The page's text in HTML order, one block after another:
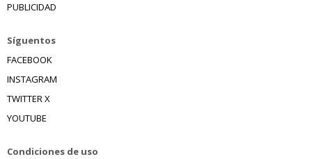
PUBLICIDAD
Síguentos
FACEBOOK
INSTAGRAM
TWITTER X
YOUTUBE
Condiciones de uso